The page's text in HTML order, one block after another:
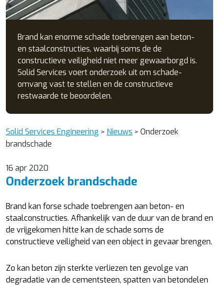
Brand kan enorme schade toebrengen aan beton-
en staalconstructies, waarbij soms de de
constructieve veiligheid niet meer gewaarborgd is.
Solid Services voert onderzoek uit om schade-
omvang vast te stellen en de constructieve
restwaarde te beoordelen.
Solid Services Engineering > Nieuws > Onderzoek
brandschade
16 apr 2020
Onderzoek brandschade
Brand kan forse schade toebrengen aan beton- en
staalconstructies. Afhankelijk van de duur van de brand en
de vrijgekomen hitte kan de schade soms de
constructieve veiligheid van een object in gevaar brengen.
Zo kan beton zijn sterkte verliezen ten gevolge van
degradatie van de cementsteen, spatten van betondelen